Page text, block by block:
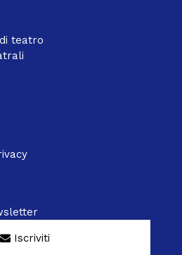
teatro
Iscriviti